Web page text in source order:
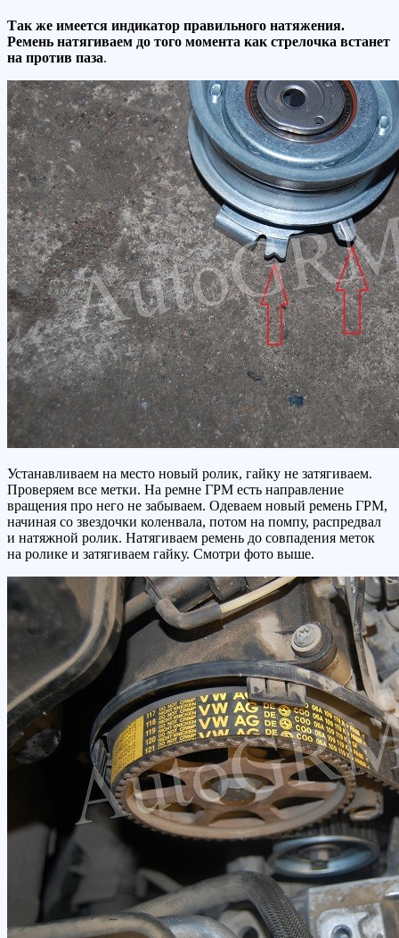
Так же имеется индикатор правильного натяжения.
Ремень натягиваем до того момента как стрелочка встанет
на против паза.
Устанавливаем на место новый ролик, гайку не затягиваем.
Проверяем все метки. На ремне ГРМ есть направление
вращения про него не забываем. Одеваем новый ремень ГРМ,
начиная со звездочки коленвала, потом на помпу, распредвал
и натяжной ролик. Натягиваем ремень до совпадения меток
на ролике и затягиваем гайку. Смотри фото выше.